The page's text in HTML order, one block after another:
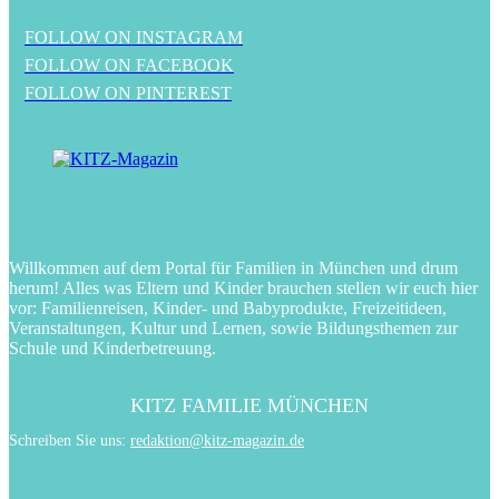
FOLLOW ON INSTAGRAM
FOLLOW ON FACEBOOK
FOLLOW ON PINTEREST
Willkommen auf dem Portal für Familien in München und drum
herum! Alles was Eltern und Kinder brauchen stellen wir euch hier
vor: Familienreisen, Kinder- und Babyprodukte, Freizeitideen,
Veranstaltungen, Kultur und Lernen, sowie Bildungsthemen zur
Schule und Kinderbetreuung.
KITZ FAMILIE MÜNCHEN
Schreiben Sie uns: redaktion@kitz-magazin.de